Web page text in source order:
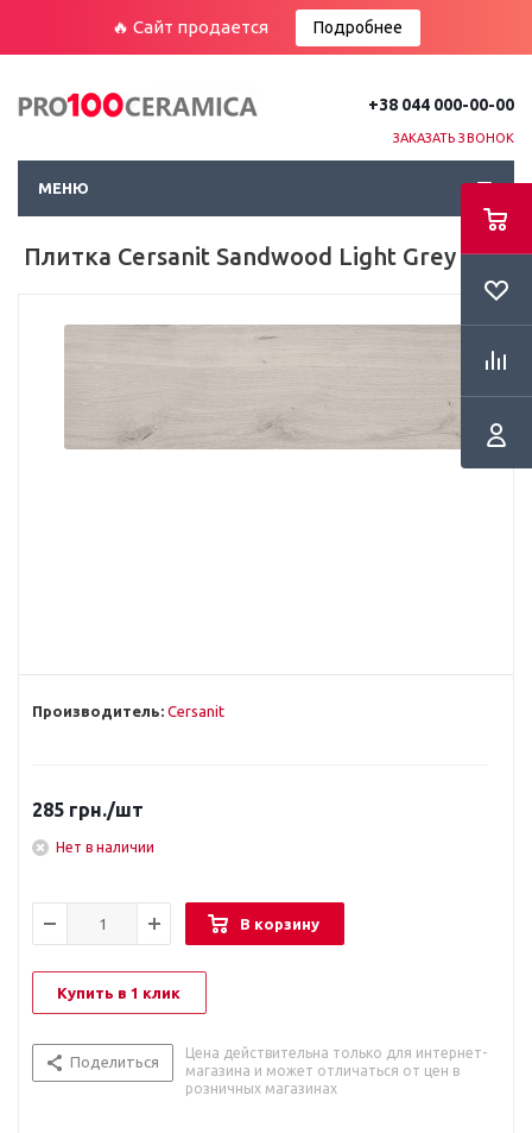
🔥 Сайт продается Подробнее
+38 044 000-00-00
ЗАКАЗАТЬ ЗВОНОК
МЕНЮ
Плитка Cersanit Sandwood Light Grey Пол
Производитель: Cersanit
285 грн./шт
Нет в наличии
В корзину
Купить в 1 клик
Поделиться
Цена действительна только для интернет-
магазина и может отличаться от цен в
розничных магазинах